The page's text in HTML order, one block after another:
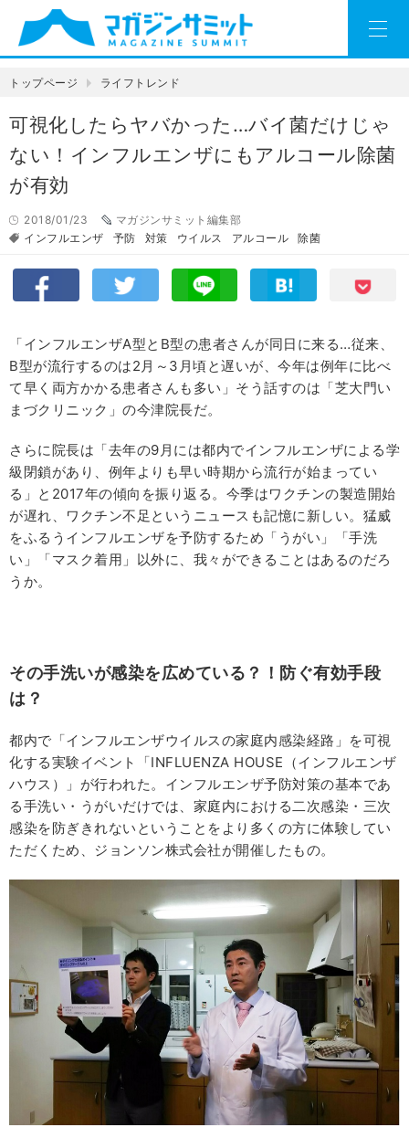
トップページ ライフトレンド
可視化したらヤバかった…バイ菌だけじゃ
ない！インフルエンザにもアルコール除菌
が有効
2018/01/23
マガジンサミット編集部
インフルエンザ
予防 対策 ウイルス アルコール 除菌
「インフルエンザA型とB型の患者さんが同日に来る…従来、
B型が流行するのは2月～3月頃と遅いが、今年は例年に比べ
て早く両方かかる患者さんも多い」そう話すのは「芝大門い
まづクリニック」の今津院長だ。
さらに院長は「去年の9月には都内でインフルエンザによる学
級閉鎖があり、例年よりも早い時期から流行が始まってい
る」と2017年の傾向を振り返る。今季はワクチンの製造開始
が遅れ、ワクチン不足というニュースも記憶に新しい。猛威
をふるうインフルエンザを予防するため「うがい」「手洗
い」「マスク着用」以外に、我々ができることはあるのだろ
うか。
その手洗いが感染を広めている？！防ぐ有効手段
は？
都内で「インフルエンザウイルスの家庭内感染経路」を可視
化する実験イベント「INFLUENZA HOUSE（インフルエンザ
ハウス）」が行われた。インフルエンザ予防対策の基本であ
る手洗い・うがいだけでは、家庭内における二次感染・三次
感染を防ぎきれないということをより多くの方に体験してい
ただくため、ジョンソン株式会社が開催したもの。